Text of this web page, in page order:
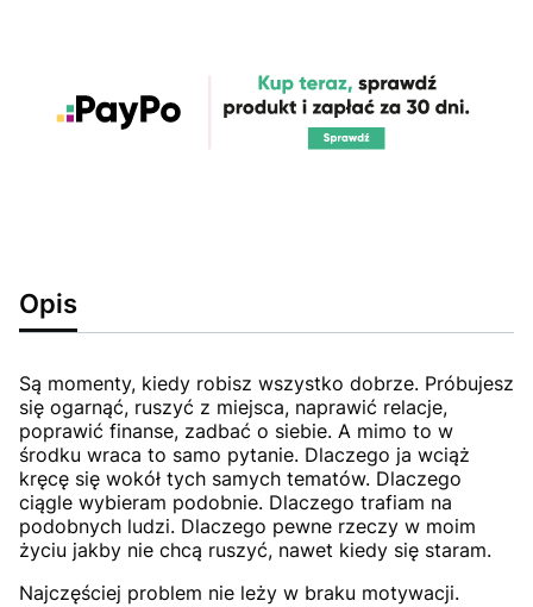
Opis
Są momenty, kiedy robisz wszystko dobrze. Próbujesz
się ogarnąć, ruszyć z miejsca, naprawić relacje,
poprawić finanse, zadbać o siebie. A mimo to w
środku wraca to samo pytanie. Dlaczego ja wciąż
kręcę się wokół tych samych tematów. Dlaczego
ciągle wybieram podobnie. Dlaczego trafiam na
podobnych ludzi. Dlaczego pewne rzeczy w moim
życiu jakby nie chcą ruszyć, nawet kiedy się staram.
Najczęściej problem nie leży w braku motywacji.